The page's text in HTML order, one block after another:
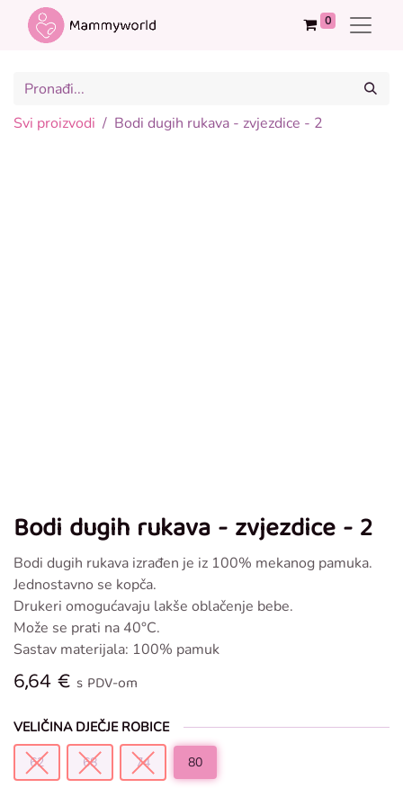
0
Svi proizvodi Bodi dugih rukava - zvjezdice - 2
Bodi dugih rukava - zvjezdice - 2
Bodi dugih rukava izrađen je iz 100% mekanog pamuka.
Jednostavno se kopča.
Drukeri omogućavaju lakše oblačenje bebe.
Može se prati na 40°C.
Sastav materijala: 100% pamuk
6,64€ s PDV-om
VELIČINA DJEČJE ROBICE
62 68 74 80